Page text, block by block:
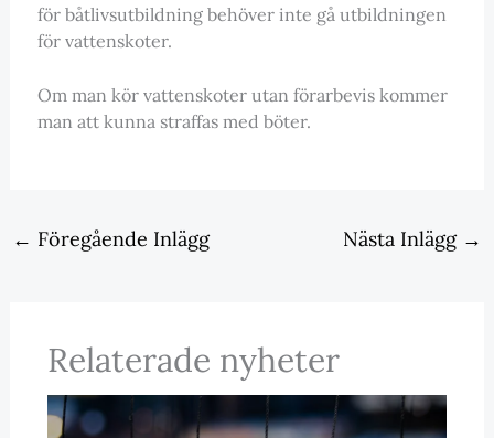
för båtlivsutbildning behöver inte gå utbildningen
för vattenskoter.
Om man kör vattenskoter utan förarbevis kommer
man att kunna straffas med böter.
← Föregående Inlägg Nästa Inlägg →
Relaterade nyheter